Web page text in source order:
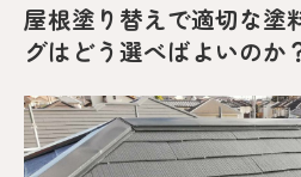
屋根塗り替えで適切な塗
グはどう選べばよいのか